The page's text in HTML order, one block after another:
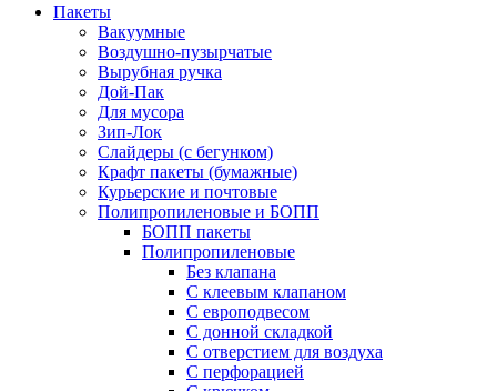
Пакеты
Вакуумные
Воздушно-пузырчатые
Вырубная ручка
Дой-Пак
Для мусора
Зип-Лок
Слайдеры (с бегунком)
Крафт пакеты (бумажные)
Курьерские и почтовые
Полипропиленовые и БОПП
БОПП пакеты
Полипропиленовые
Без клапана
C клеевым клапаном
С европодвесом
С донной складкой
С отверстием для воздуха
С перфорацией